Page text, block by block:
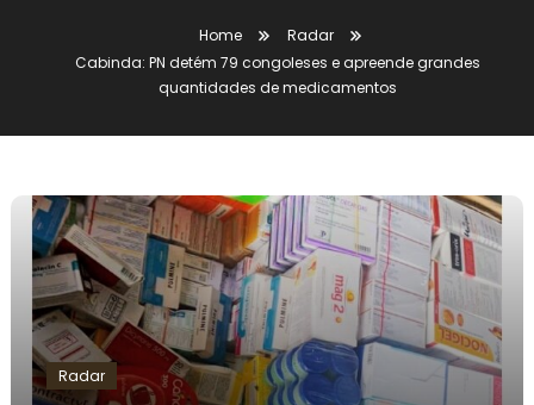
Home
Radar
Cabinda: PN detém 79 congoleses e apreende grandes
quantidades de medicamentos
Radar